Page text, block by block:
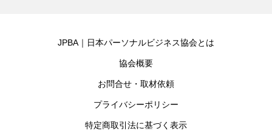
JPBA｜日本パーソナルビジネス協会とは
協会概要
お問合せ・取材依頼
プライバシーポリシー
特定商取引法に基づく表示